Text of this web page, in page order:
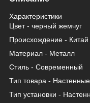
Характеристики
Цвет - черный жемчуг
Происхождение - Китай
Материал - Металл
Стиль - Современный
Тип товара - Настенные
Тип установки -